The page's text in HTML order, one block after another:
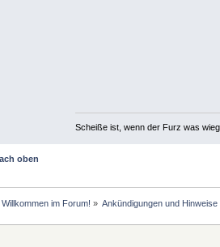
Scheiße ist, wenn der Furz was
oben
Willkommen im Forum! » Ankündigungen und Hinweise